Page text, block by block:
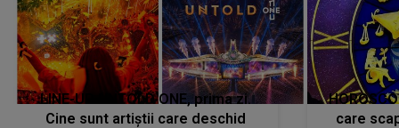
LINE-UP UNTOLD ONE, prima zi.
Cine sunt artiștii care deschid
care